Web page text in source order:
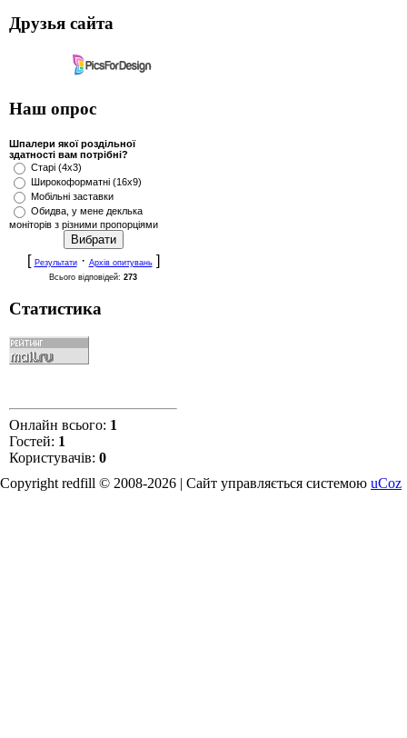
Друзья сайта
Наш опрос
Шпалери якої роздільної
здатності вам потрібні?
Старі (4x3)
Широкоформатні (16x9)
Мобільні заставки
Обидва, у мене деклька
моніторів з різними пропорціями
[ Результати· Архів опитувань]
Всього відповідей: 273
Статистика
Онлайн всього: 1
Гостей: 1
Користувачів: 0
Copyright redfill © 2008-2026 | Сайт управляється системою uCoz